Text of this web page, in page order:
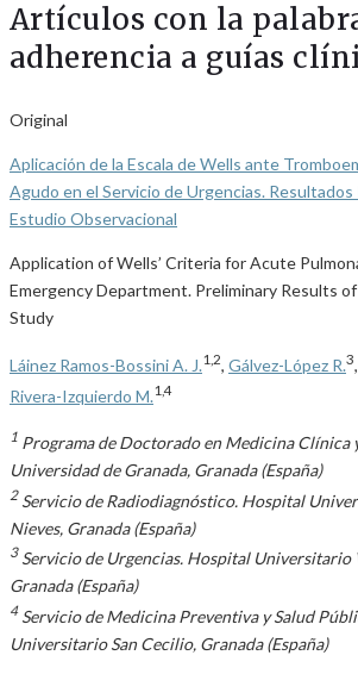
Artículos con la
adherencia a guías
Original
Aplicación de la Escala de Wells ante
Agudo en el Servicio de Urgencias. Resultados
Estudio Observacional
Application of Wells’ Criteria for Acute
Emergency Department. Preliminary Results
Study
Láinez Ramos-Bossini A. J.1,2, Gálvez-López R.3,
Rivera-Izquierdo M. 1,4
1 Programa de Doctorado en Medicina Clínica
Universidad de Granada, Granada (España)
2Servicio de Radiodiagnóstico. Hospital
Nieves, Granada (España)
3Servicio de Urgencias. Hospital Universitario
Granada (España)
4Servicio de Medicina Preventiva y Salud
Universitario San Cecilio, Granada (España)